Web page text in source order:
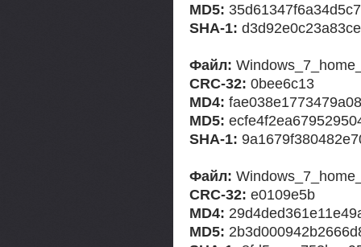
MD5:
SHA-1:
Файл:
CRC-32: 0bee6c13
MD4:
MD5:
SHA-1:
Файл:
CRC-32: e0109e5b
MD4:
MD5: